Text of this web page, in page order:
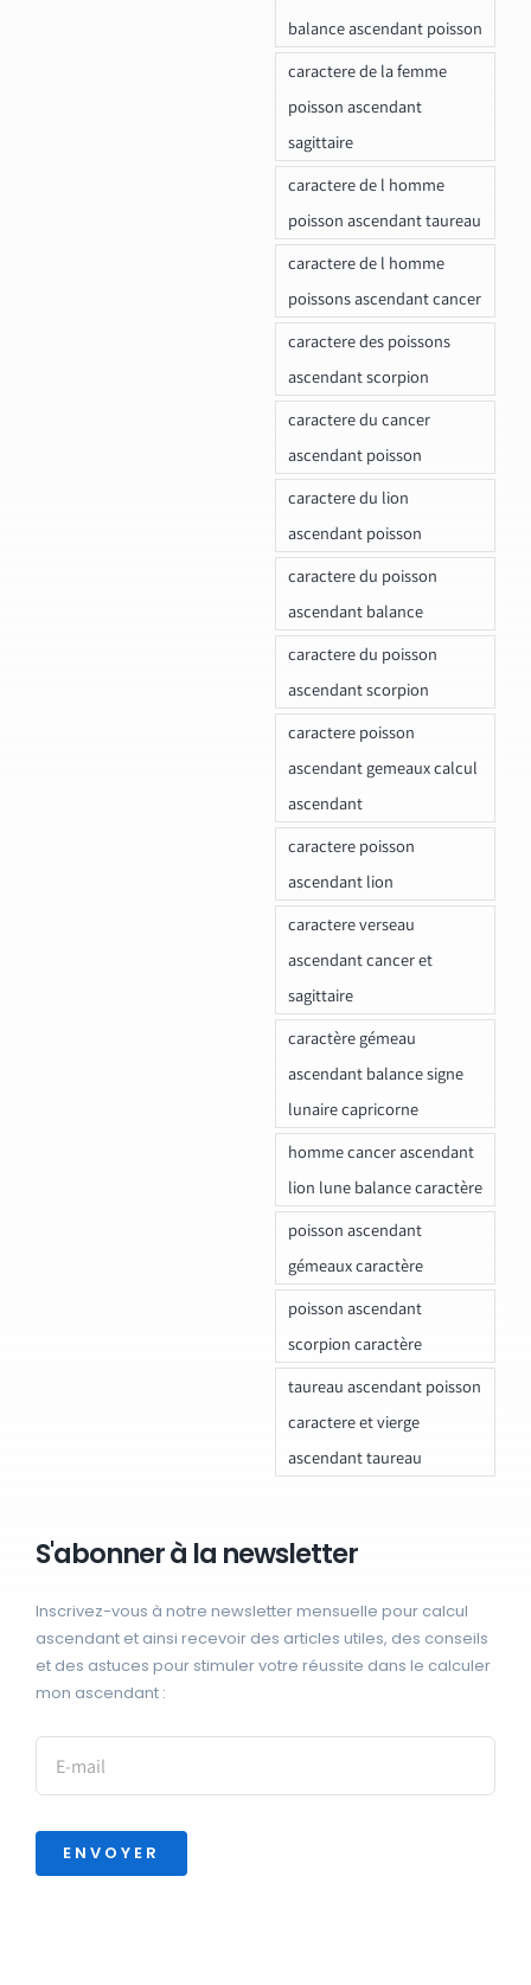
balance ascendant poisson
caractere de la femme
poisson ascendant
sagittaire
caractere de l homme
poisson ascendant taureau
caractere de l homme
poissons ascendant cancer
caractere des poissons
ascendant scorpion
caractere du cancer
ascendant poisson
caractere du lion
ascendant poisson
caractere du poisson
ascendant balance
caractere du poisson
ascendant scorpion
caractere poisson
ascendant gemeaux calcul
ascendant
caractere poisson
ascendant lion
caractere verseau
ascendant cancer et
sagittaire
caractère gémeau
ascendant balance signe
lunaire capricorne
homme cancer ascendant
lion lune balance caractère
poisson ascendant
gémeaux caractère
poisson ascendant
scorpion caractère
taureau ascendant poisson
caractere et vierge
ascendant taureau
S'abonner à la newsletter
Inscrivez-vous à notre newsletter mensuelle pour calcul
ascendant et ainsi recevoir des articles utiles, des conseils
et des astuces pour stimuler votre réussite dans le calculer
mon ascendant :
ENVOYER